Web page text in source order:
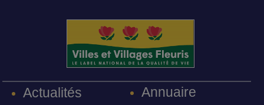
Actualités
Annuaire